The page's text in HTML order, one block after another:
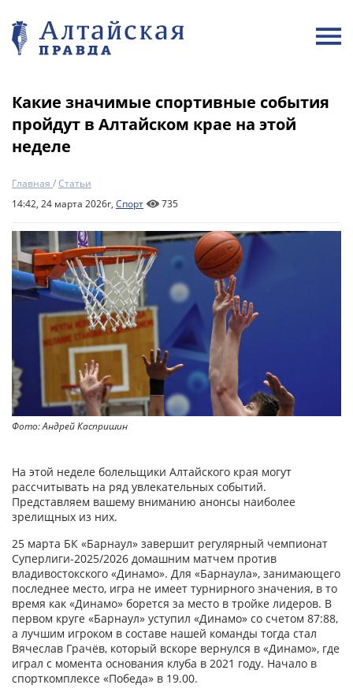
Какие значимые спортивные события
пройдут в Алтайском крае на этой
неделе
Главная /Статьи
14:42, 24 марта 2026г, Спорт 735
Фото: Андрей Каспришин
На этой неделе болельщики Алтайского края могут
рассчитывать на ряд увлекательных событий.
Представляем вашему вниманию анонсы наиболее
зрелищных из них.
25 марта БК «Барнаул» завершит регулярный чемпионат
Суперлиги-2025/2026 домашним матчем против
владивостокского «Динамо». Для «Барнаула», занимающего
последнее место, игра не имеет турнирного значения, в то
время как «Динамо» борется за место в тройке лидеров. В
первом круге «Барнаул» уступил «Динамо» со счетом 87:88,
а лучшим игроком в составе нашей команды тогда стал
Вячеслав Грачёв, который вскоре вернулся в «Динамо», где
играл с момента основания клуба в 2021 году. Начало в
спорткомплексе «Победа» в 19.00.